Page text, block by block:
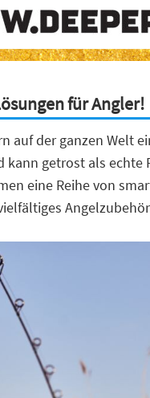
für Angler!
auf der ganzen Welt
kann getrost als
eine Reihe von